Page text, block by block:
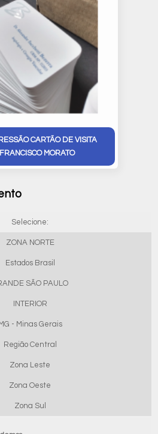
CARTÃO DE VISITA
MORATO
Selecione:
ZONA NORTE
Estados Brasil
SÃO PAULO
INTERIOR
MG - Minas Gerais
Região Central
Zona Leste
Zona Oeste
Zona Sul